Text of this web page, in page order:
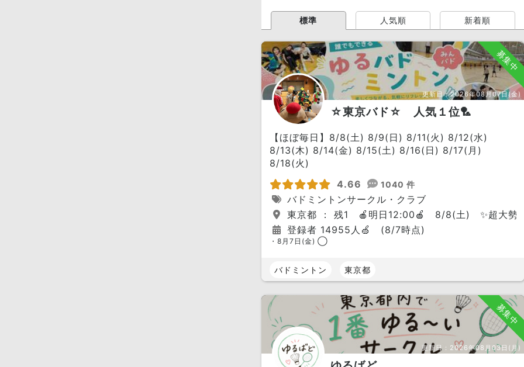
標準 人気順 新着順
募集中
更新日：2026年08月07日(金)
☆東京バド☆ 人気１位🏸
【ほぼ毎日】8/8(土) 8/9(日) 8/11(火) 8/12(水)
8/13(木) 8/14(金) 8/15(土) 8/16(日) 8/17(月)
8/18(火)
4.66
1040 件
バドミントンサークル・クラブ
東京都 ： 残1 🍎明日12:00🍎 8/8(土) ✨超大勢✨
登録者 14955人🍏 (8/7時点)
・8月7日(金) ◯
バドミントン 東京都
募集中
更新日： 2026年08月03日(月)